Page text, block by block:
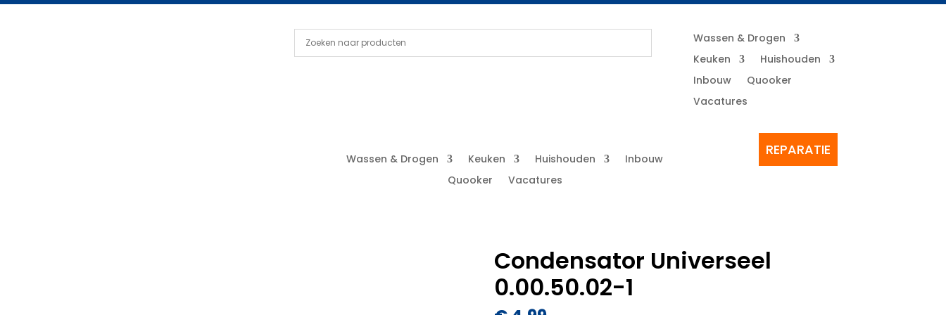
Wassen & Drogen
Keuken
Huishouden
Inbouw
Quooker
Vacatures
Wassen & Drogen Keuken Huishouden
Inbouw
Quooker
Vacatures
REPARATIE
Condensator Universeel
0.00.50.02-1